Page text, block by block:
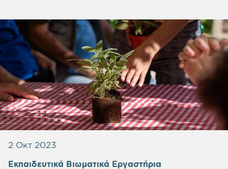
2 Οκτ 2023
Εκπαιδευτικά Βιωματικά Εργαστήρια